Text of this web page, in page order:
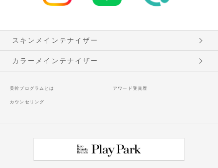
スキンメインテナイザー
カラーメインテナイザー
美幹プログラムとは アワード受賞歴
カウンセリング